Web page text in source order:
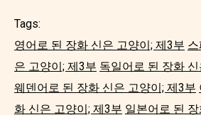
Tags:
영어로 된 장화 신은 고양이; 제3부
은 고양이; 제3부 독일어로 된 장화
웨덴어로 된 장화 신은 고양이; 제3부
화 신은 고양이; 제3부 일본어로 된